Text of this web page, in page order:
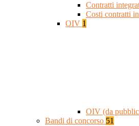
Contratti
Costi contratti
OIV 1
OIV (da
Bandi di concorso 51